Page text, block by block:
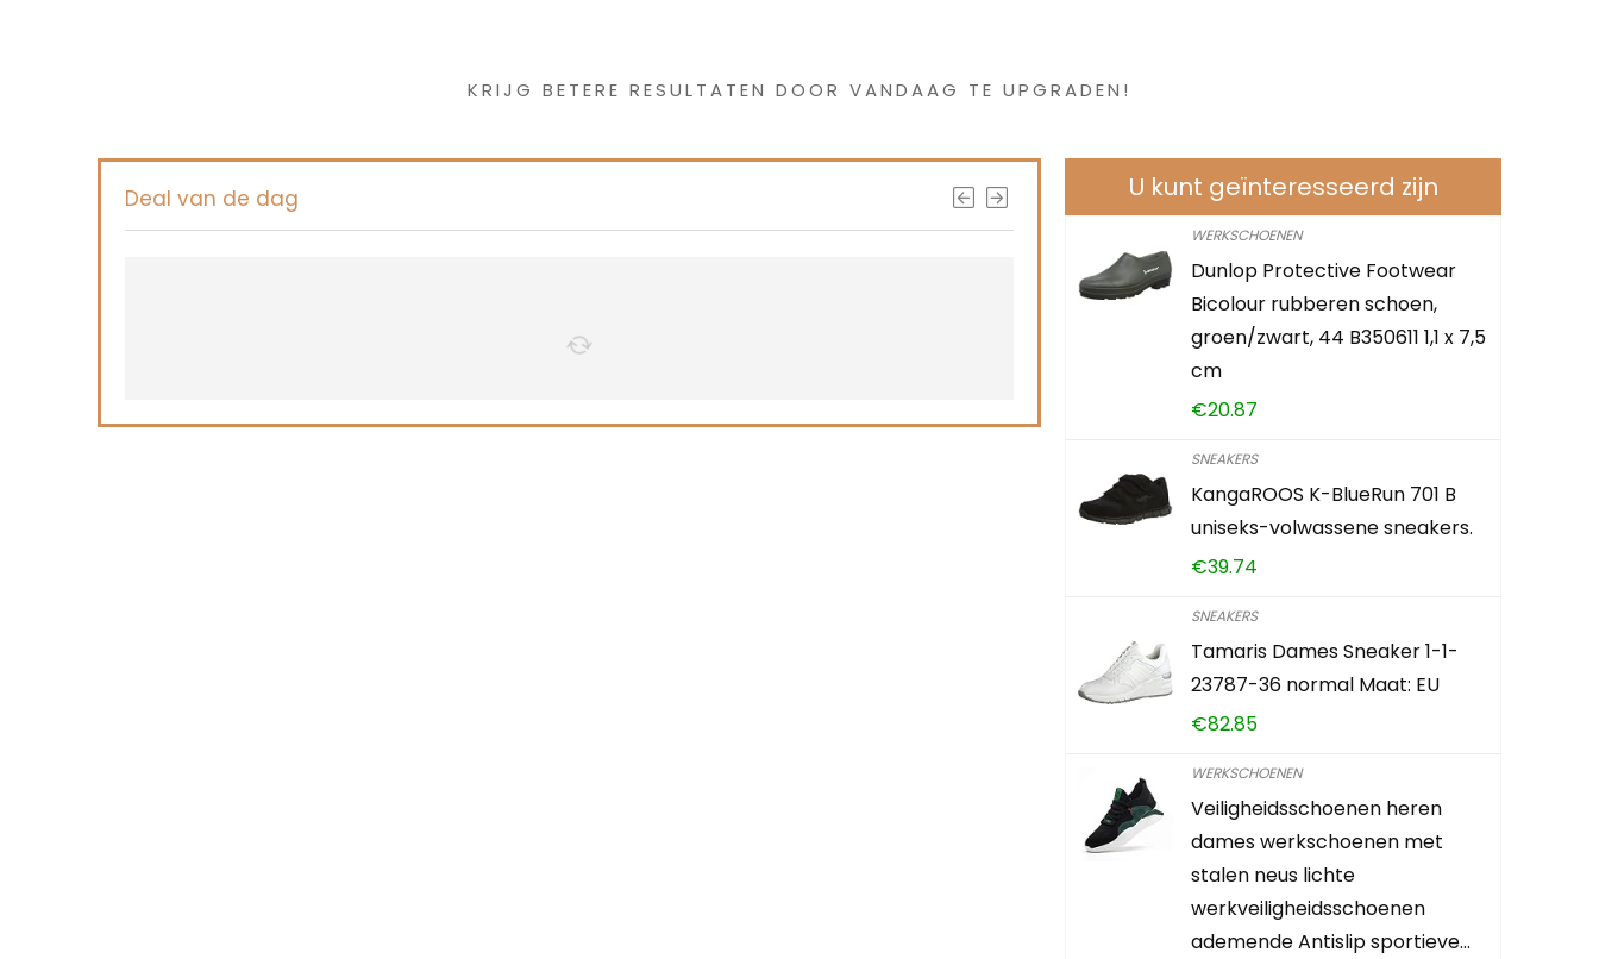
KRIJG BETERE RESULTATEN DOOR VANDAAG TE UPGRADEN!
Deal van de dag U kunt geïnteresseerd zijn
WERKSCHOENEN
Dunlop Protective Footwear
Bicolour rubberen schoen,
groen/zwart, 44 B350611 1,1 x 7,5
cm
€20.87
SNEAKERS
KangaROOS K-BlueRun 701 B
uniseks-volwassene sneakers.
€39.74
SNEAKERS
Tamaris Dames Sneaker 1-1-
23787-36 normal Maat: EU
€82.85
WERKSCHOENEN
Veiligheidsschoenen heren
dames werkschoenen met
stalen neus lichte
werkveiligheidsschoenen
ademende Antislip sportieve…